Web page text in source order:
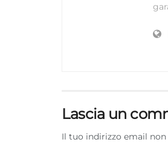
Lascia un
Il tuo indirizzo email non